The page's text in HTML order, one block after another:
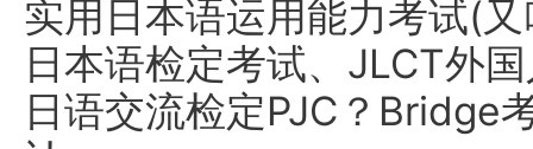
实用日本语运用能力考试(
日本语检定考试、JLCT外
日语交流检定PJC？Bridge